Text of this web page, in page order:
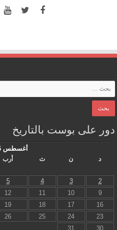
دور على بوست بالتاريخ
أغسطس 2026
د
ن ث أرب
2
3
4
5
9
10
11
12
16
17
18
19
23
24
25
26
30
31